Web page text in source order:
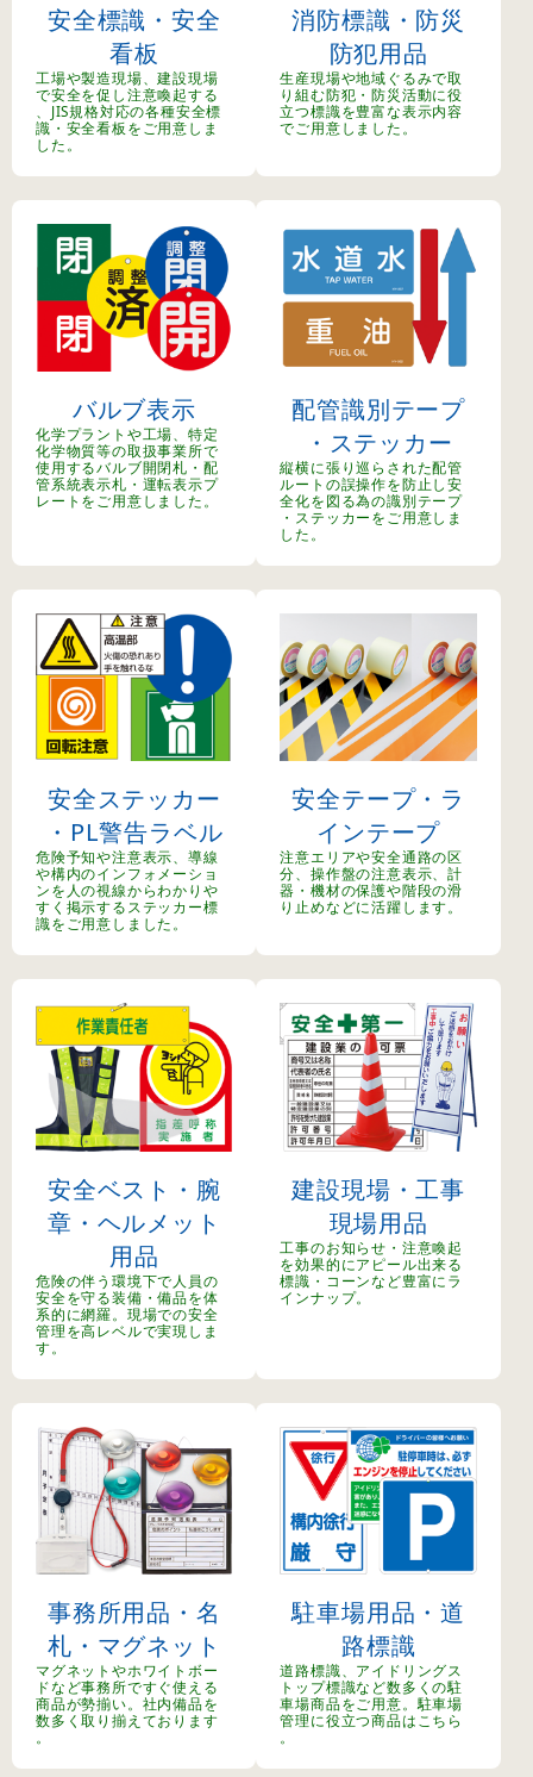
安全標識・安全
看板
工場や製造現場、建設現場
で安全を促し注意喚起する
、JIS規格対応の各種安全標
識・安全看板をご用意しま
した。
消防標識・防災
防犯用品
生産現場や地域ぐるみで取
り組む防犯・防災活動に役
立つ標識を豊富な表示内容
でご用意しました。
バルブ表示
化学プラントや工場、特定
化学物質等の取扱事業所で
使用するバルブ開閉札・配
管系統表示札・運転表示プ
レートをご用意しました。
配管識別テープ
・ステッカー
縦横に張り巡らされた配管
ルートの誤操作を防止し安
全化を図る為の識別テープ
・ステッカーをご用意しま
した。
安全ステッカー
・PL警告ラベル
危険予知や注意表示、導線
や構内のインフォメーショ
ンを人の視線からわかりや
すく掲示するステッカー標
識をご用意しました。
安全テープ・ラ
インテープ
注意エリアや安全通路の区
分、操作盤の注意表示、計
器・機材の保護や階段の滑
り止めなどに活躍します。
安全ベスト・腕
章・ヘルメット
用品
危険の伴う環境下で人員の
安全を守る装備・備品を体
系的に網羅。現場での安全
管理を高レベルで実現しま
す。
建設現場・工事
現場用品
工事のお知らせ・注意喚起
を効果的にアピール出来る
標識・コーンなど豊富にラ
インナップ。
事務所用品・名
札・マグネット
マグネットやホワイトボー
ドなど事務所ですぐ使える
商品が勢揃い。社内備品を
数多く取り揃えております
。
駐車場用品・道
路標識
道路標識、アイドリングス
トップ標識など数多くの駐
車場商品をご用意。駐車場
管理に役立つ商品はこちら
。